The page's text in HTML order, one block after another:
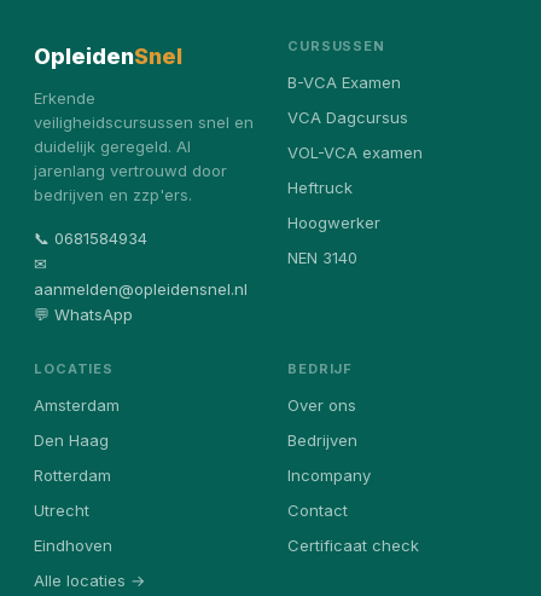
OpleidenSnel
Erkende
veiligheidscursussen snel en
duidelijk geregeld. Al
jarenlang vertrouwd door
bedrijven en zzp'ers.
📞 0681584934
✉
aanmelden@opleidensnel.nl
💬 WhatsApp
CURSUSSEN
B-VCA Examen
VCA Dagcursus
VOL-VCA examen
Heftruck
Hoogwerker
NEN 3140
LOCATIES
Amsterdam
Den Haag
Rotterdam
Utrecht
Eindhoven
Alle locaties →
BEDRIJF
Over ons
Bedrijven
Incompany
Contact
Certificaat check